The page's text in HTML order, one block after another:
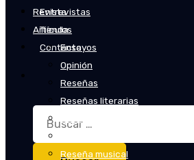
Entrevistas
Tienda
Contacto
Buscar:
Revista
Artículos
Ensayos
Opinión
Reseñas
Reseñas literarias
Reseña musical